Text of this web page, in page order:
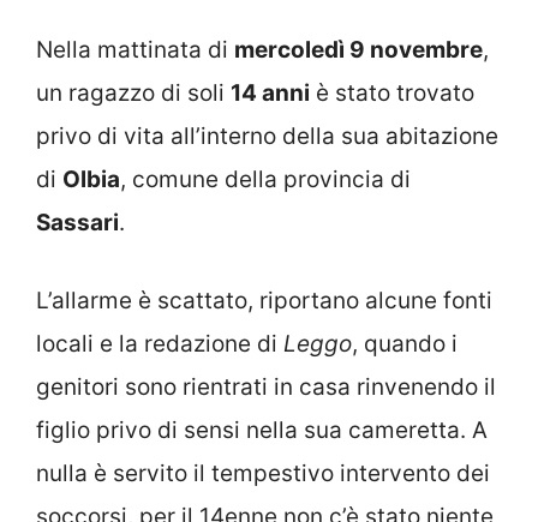
Nella mattinata di mercoledì 9 novembre,
un ragazzo di soli 14 anni è stato trovato
privo di vita all’interno della sua abitazione
di Olbia, comune della provincia di
Sassari.
L’allarme è scattato, riportano alcune fonti
locali e la redazione di Leggo, quando i
genitori sono rientrati in casa rinvenendo il
figlio privo di sensi nella sua cameretta. A
nulla è servito il tempestivo intervento dei
soccorsi, per il 14enne non c’è stato niente